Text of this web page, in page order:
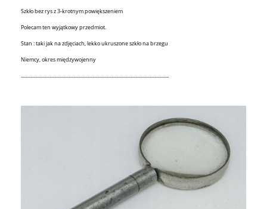
Szkło bez rys z 3-krotnym powiększeniem
Polecam ten wyjątkowy przedmiot.
Stan : taki jak na zdjęciach, lekko ukruszone szkło na brzegu
Niemcy, okres międzywojenny
............................................................................................................................